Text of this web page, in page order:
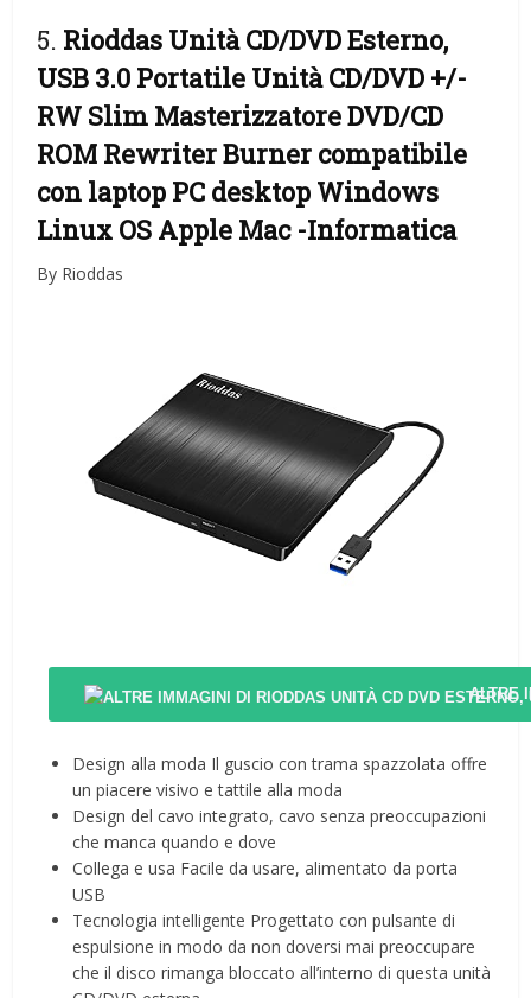
5. Rioddas Unità CD/DVD Esterno,
USB 3.0 Portatile Unità CD/DVD +/-
RW Slim Masterizzatore DVD/CD
ROM Rewriter Burner compatibile
con laptop PC desktop Windows
Linux OS Apple Mac -Informatica
By Rioddas
ALTRE
Design alla moda Il guscio con trama spazzolata offre
un piacere visivo e tattile alla moda
Design del cavo integrato, cavo senza preoccupazioni
che manca quando e dove
Collega e usa Facile da usare, alimentato da porta
USB
Tecnologia intelligente Progettato con pulsante di
espulsione in modo da non doversi mai preoccupare
che il disco rimanga bloccato all’interno di questa unità